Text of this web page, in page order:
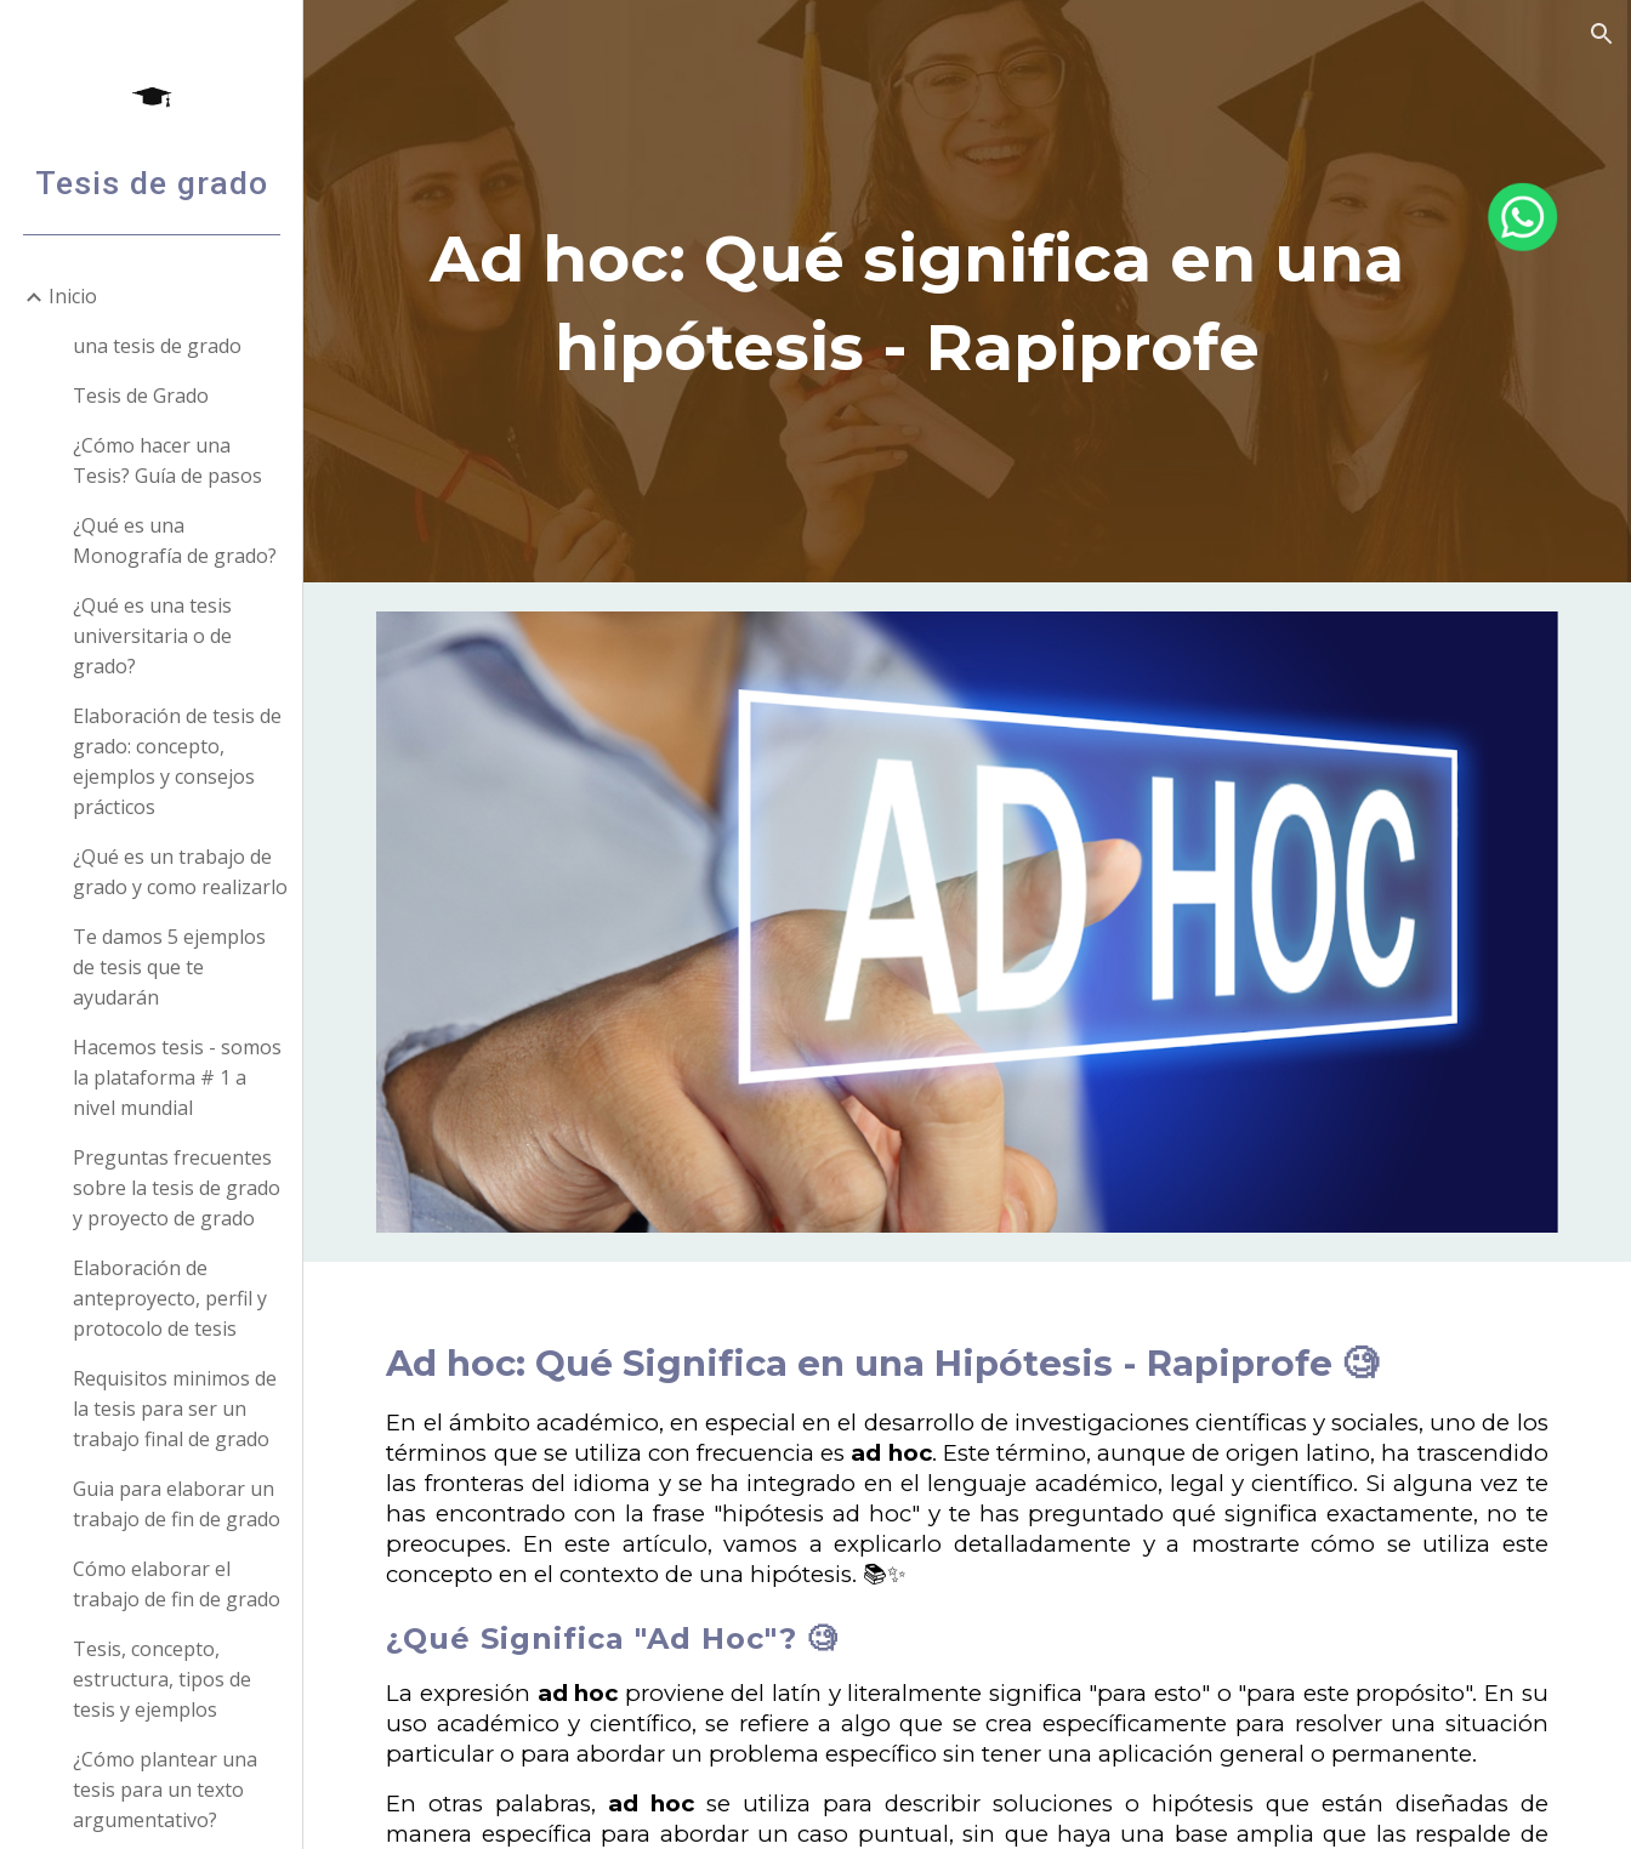
Skip to navigation
Tesis de grado
Inicio
una tesis de grado
Tesis de Grado
¿Cómo hacer una
Tesis? Guía de pasos
¿Qué es una
Monografía de grado?
¿Qué es una tesis
universitaria o de
grado?
Elaboración de tesis de
grado: concepto,
ejemplos y consejos
prácticos
¿Qué es un trabajo de
grado y como realizarlo
Te damos 5 ejemplos
de tesis que te
ayudarán
Hacemos tesis - somos
la plataforma # 1 a
nivel mundial
Preguntas frecuentes
sobre la tesis de grado
y proyecto de grado
Elaboración de
anteproyecto, perfil y
protocolo de tesis
Requisitos minimos de
la tesis para ser un
trabajo final de grado
Guia para elaborar un
trabajo de fin de grado
Cómo elaborar el
trabajo de fin de grado
Tesis, concepto,
estructura, tipos de
tesis y ejemplos
¿Cómo plantear una
tesis para un texto
argumentativo?
Ad hoc: Qué significa en una
hipótesis - Rapiprofe
Ad hoc: Qué Significa en una Hipótesis - Rapiprofe 🧐
En el ámbito académico, en especial en el desarrollo de investigaciones científicas y sociales, uno de los
términos que se utiliza con frecuencia es ad hoc. Este término, aunque de origen latino, ha trascendido
las fronteras del idioma y se ha integrado en el lenguaje académico, legal y científico. Si alguna vez te
has encontrado con la frase "hipótesis ad hoc" y te has preguntado qué significa exactamente, no te
preocupes. En este artículo, vamos a explicarlo detalladamente y a mostrarte cómo se utiliza este
concepto en el contexto de una hipótesis. 📚✨
¿Qué Significa "Ad Hoc"? 🧐
La expresión ad hoc proviene del latín y literalmente significa "para esto" o "para este propósito". En su
uso académico y científico, se refiere a algo que se crea específicamente para resolver una situación
particular o para abordar un problema específico sin tener una aplicación general o permanente.
En otras palabras, ad hoc se utiliza para describir soluciones o hipótesis que están diseñadas de
manera específica para abordar un caso puntual, sin que haya una base amplia que las respalde de